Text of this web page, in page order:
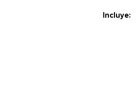
Incluye: